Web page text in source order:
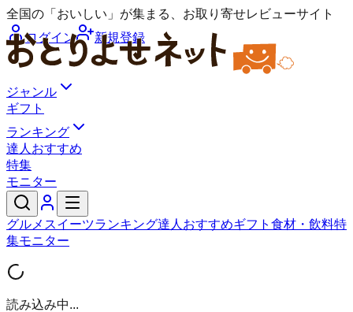
全国の「おいしい」が集まる、お取り寄せレビューサイト
ログイン
新規登録
ジャンル
ギフト
ランキング
達人おすすめ
特集
モニター
グルメ スイーツランキング達人おすすめギフト 食材・飲料特
集モニター
読み込み中...